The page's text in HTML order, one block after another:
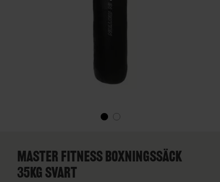
BEGINNINGMASTER FITNESS BOXNINGSSÄCK
35KG SVART